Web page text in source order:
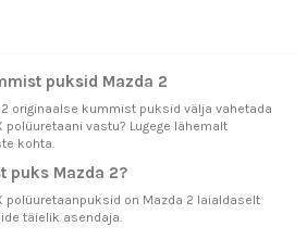
puksid Mazda 2
originaalse kummist puksid välja vahetada
polüuretaani vastu? Lugege lähemalt
kohta.
puks Mazda 2?
polüuretaanpuksid on Mazda 2 laialdaselt
täielik asendaja.